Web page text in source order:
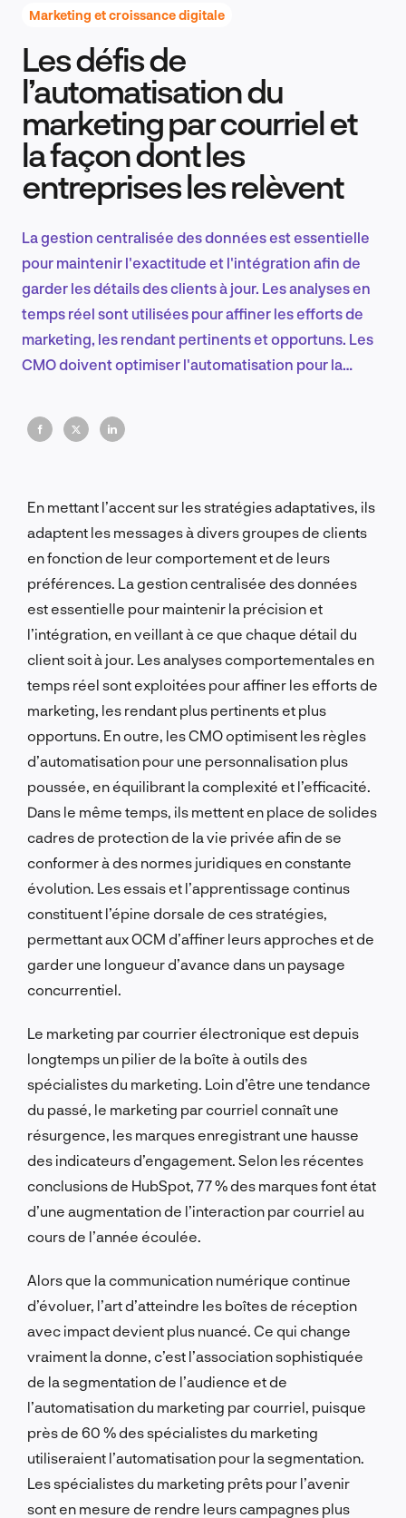
Recherche et conception produit
Tendances sectorielles
FR
Marketing et croissance digitale
Les défis de
l’automatisation du
marketing par courriel et
la façon dont les
entreprises les relèvent
La gestion centralisée des données est essentielle
pour maintenir l'exactitude et l'intégration afin de
garder les détails des clients à jour. Les analyses en
temps réel sont utilisées pour affiner les efforts de
marketing, les rendant pertinents et opportuns. Les
CMO doivent optimiser l'automatisation pour la
l'efficacité.
En mettant l’accent sur les stratégies adaptatives, ils
adaptent les messages à divers groupes de clients
en fonction de leur comportement et de leurs
préférences. La gestion centralisée des données
est essentielle pour maintenir la précision et
l’intégration, en veillant à ce que chaque détail du
client soit à jour. Les analyses comportementales en
temps réel sont exploitées pour affiner les efforts de
marketing, les rendant plus pertinents et plus
opportuns. En outre, les CMO optimisent les règles
d’automatisation pour une personnalisation plus
poussée, en équilibrant la complexité et l’efficacité.
Dans le même temps, ils mettent en place de solides
cadres de protection de la vie privée afin de se
conformer à des normes juridiques en constante
évolution. Les essais et l’apprentissage continus
constituent l’épine dorsale de ces stratégies,
permettant aux OCM d’affiner leurs approches et de
garder une longueur d’avance dans un paysage
concurrentiel.
Le marketing par courrier électronique est depuis
longtemps un pilier de la boîte à outils des
spécialistes du marketing. Loin d’être une tendance
du passé, le marketing par courriel connaît une
résurgence, les marques enregistrant une hausse
des indicateurs d’engagement. Selon les récentes
conclusions de HubSpot, 77 % des marques font état
d’une augmentation de l’interaction par courriel au
cours de l’année écoulée.
Alors que la communication numérique continue
d’évoluer, l’art d’atteindre les boîtes de réception
avec impact devient plus nuancé. Ce qui change
vraiment la donne, c’est l’association sophistiquée
de la segmentation de l’audience et de
l’automatisation du marketing par courriel, puisque
près de 60 % des spécialistes du marketing
utiliseraient l’automatisation pour la segmentation.
Les spécialistes du marketing prêts pour l’avenir
sont en mesure de rendre leurs campagnes plus